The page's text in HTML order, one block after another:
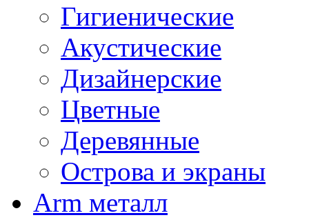
Гигиенические
Акустические
Дизайнерские
Цветные
Деревянные
Острова и экраны
Arm металл